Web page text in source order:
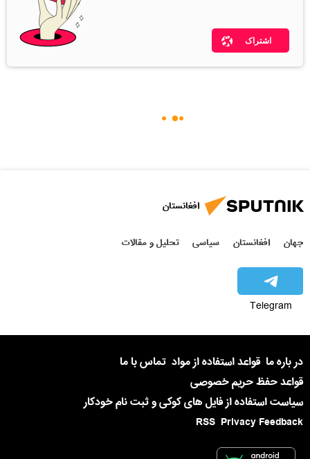
اشتراک
افغانستان
جهان افغانستان سیاسی تحلیل و مقالات
Telegram
در باره ما قواعد استفاده از مواد تماس با ما
قواعد حفظ حریم خصوصی
سیاست استفاده از فایل های کوکی و ثبت نام خودکار
Privacy Feedback
RSS